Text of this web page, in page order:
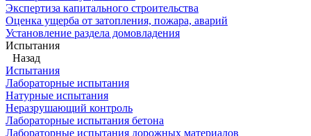
Экспертиза капитального строительства
Оценка ущерба от затопления, пожара, аварий
Установление раздела домовладения
Испытания
Назад
Испытания
Лабораторные испытания
Натурные испытания
Неразрушающий контроль
Лабораторные испытания бетона
Лабораторные испытания дорожных материалов